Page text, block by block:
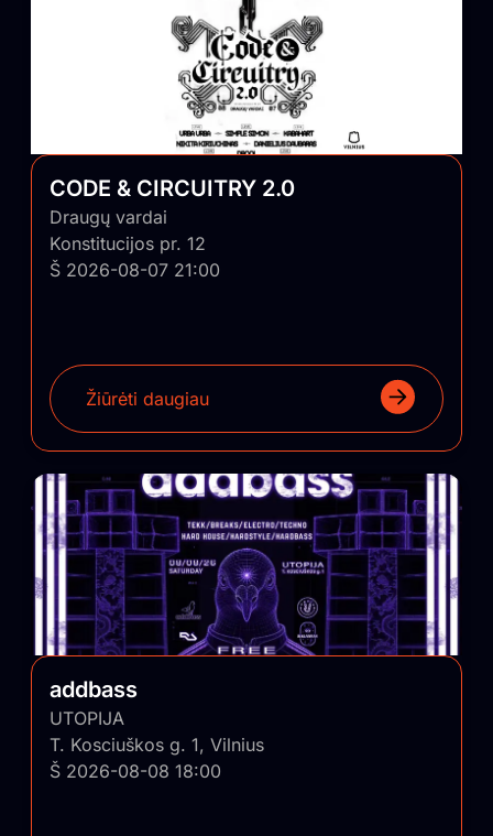
CODE & CIRCUITRY 2.0
Draugų vardai
Konstitucijos pr. 12
Š 2026-08-07 21:00
Žiūrėti daugiau
addbass
UTOPIJA
T. Kosciuškos g. 1, Vilnius
Š 2026-08-08 18:00